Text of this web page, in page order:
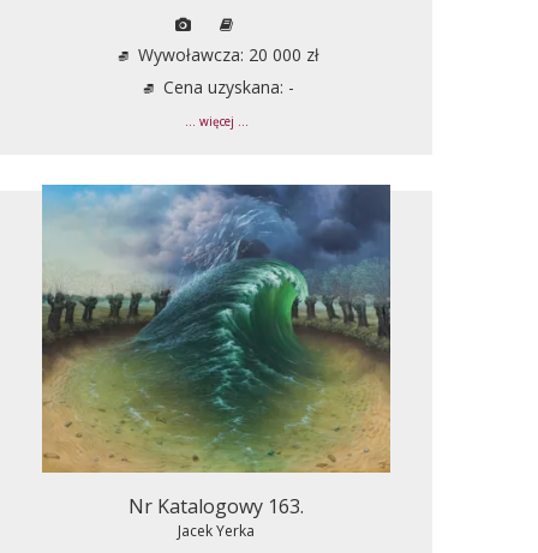
Wywoławcza: 20 000 zł
Cena uzyskana: -
... więcej ...
Nr Katalogowy 163.
Jacek Yerka